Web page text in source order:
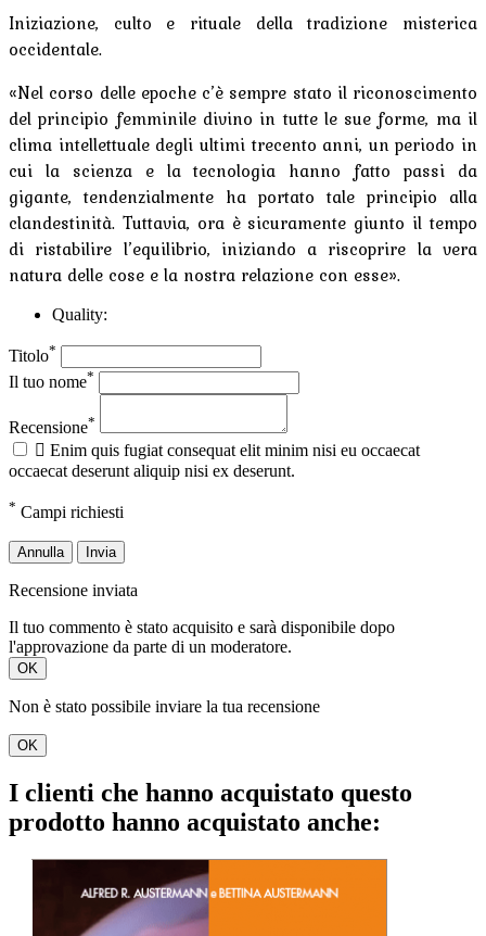
Iniziazione, culto e rituale della tradizione misterica
occidentale.
«Nel corso delle epoche c’è sempre stato il riconoscimento
del principio femminile divino in tutte le sue forme, ma il
clima intellettuale degli ultimi trecento anni, un periodo in
cui la scienza e la tecnologia hanno fatto passi da
gigante, tendenzialmente ha portato tale principio alla
clandestinità. Tuttavia, ora è sicuramente giunto il tempo
di ristabilire l’equilibrio, iniziando a riscoprire la vera
natura delle cose e la nostra relazione con esse».
Quality:
Titolo*
Il tuo nome*
Recensione*
 Enim quis fugiat consequat elit minim nisi eu occaecat
occaecat deserunt aliquip nisi ex deserunt.
* Campi richiesti
Annulla Invia
Recensione inviata
Il tuo commento è stato acquisito e sarà disponibile dopo
l'approvazione da parte di un moderatore.
OK
Non è stato possibile inviare la tua recensione
OK
I clienti che hanno acquistato questo
prodotto hanno acquistato anche: